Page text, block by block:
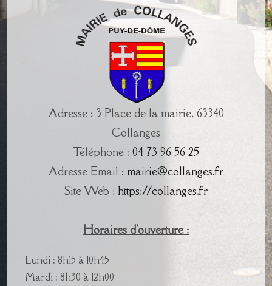
Adresse : 3 Place de la mairie, 63340
Collanges
Téléphone : 04 73 96 56 25
Adresse Email : mairie@collanges.fr
Site Web : https://collanges.fr
Horaires d'ouverture :
Lundi : 8h15 à 10h45
Mardi : 8h30 à 12h00